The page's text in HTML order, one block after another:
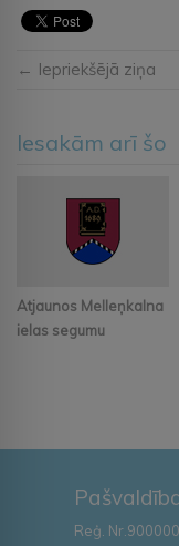
← Iepriekšējā ziņa
Iesakām arī šo
Atjaunos Melleņkalna
ielas segumu
Reģ.